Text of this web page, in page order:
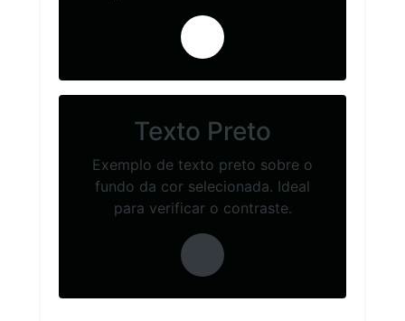
Texto Preto
Exemplo de texto preto sobre o
fundo da cor selecionada. Ideal
para verificar o contraste.